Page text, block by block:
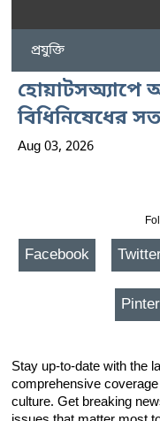
প্রযুক্তি
হোয়াটসঅ্যাপে
বিধিনিষেধের
Aug 03, 2026
Facebook
Stay up-to-date with the
comprehensive
culture. Get breaking